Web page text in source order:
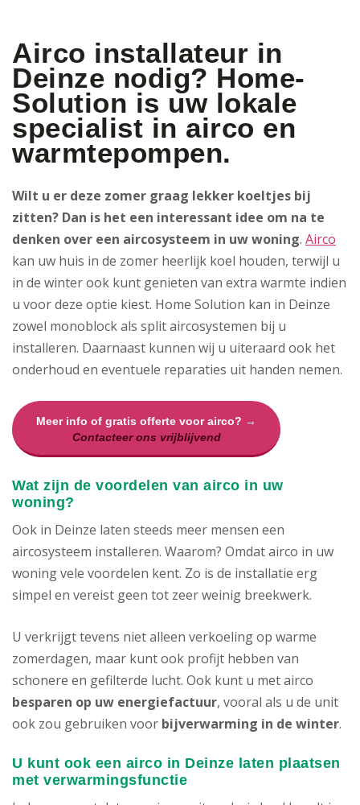
Airco installateur in
Deinze nodig? Home-
Solution is uw lokale
specialist in airco en
warmtepompen.
Wilt u er deze zomer graag lekker koeltjes bij
zitten? Dan is het een interessant idee om na te
denken over een aircosysteem in uw woning. Airco
kan uw huis in de zomer heerlijk koel houden, terwijl u
in de winter ook kunt genieten van extra warmte indien
u voor deze optie kiest. Home Solution kan in Deinze
zowel monoblock als split aircosystemen bij u
installeren. Daarnaast kunnen wij u uiteraard ook het
onderhoud en eventuele reparaties uit handen nemen.
Meer info of gratis offerte voor airco? →
Contacteer ons vrijblijvend
Wat zijn de voordelen van airco in uw
woning?
Ook in Deinze laten steeds meer mensen een
aircosysteem installeren. Waarom? Omdat airco in uw
woning vele voordelen kent. Zo is de installatie erg
simpel en vereist geen tot zeer weinig breekwerk.
U verkrijgt tevens niet alleen verkoeling op warme
zomerdagen, maar kunt ook profijt hebben van
schonere en gefilterde lucht. Ook kunt u met airco
besparen op uw energiefactuur, vooral als u de unit
ook zou gebruiken voor bijverwarming in de winter.
U kunt ook een airco in Deinze laten plaatsen
met verwarmingsfunctie